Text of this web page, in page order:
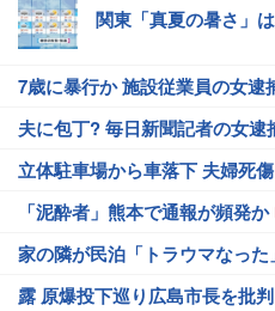
関東「真夏の暑さ」
7歳に暴行か 施設従業員の女逮
夫に包丁? 毎日新聞記者の女逮
立体駐車場から車落下 夫婦死傷
「泥酔者」熊本で通報が頻発か
家の隣が民泊「トラウマなった
露 原爆投下巡り広島市長を批判